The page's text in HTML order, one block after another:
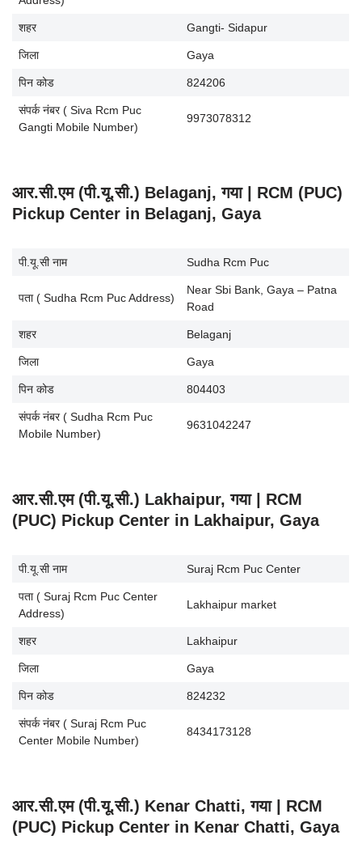
शहर Gangti- Sidapur
जिला Gaya
पिन कोड 824206
संपर्क नंबर ( Siva Rcm Puc
Gangti Mobile Number)
9973078312
आर.सी.एम (पी.यू.सी.) Belaganj, गया | RCM (PUC)
Pickup Center in Belaganj, Gaya
पी.यू.सी नाम Sudha Rcm Puc
पता ( Sudha Rcm Puc Address)
Near Sbi Bank, Gaya – Patna
Road
शहर Belaganj
जिला Gaya
पिन कोड 804403
संपर्क नंबर ( Sudha Rcm Puc
Mobile Number)
9631042247
आर.सी.एम (पी.यू.सी.) Lakhaipur, गया | RCM
(PUC) Pickup Center in Lakhaipur, Gaya
पी.यू.सी नाम Suraj Rcm Puc Center
पता ( Suraj Rcm Puc Center
Address)
Lakhaipur market
शहर Lakhaipur
जिला Gaya
पिन कोड 824232
संपर्क नंबर ( Suraj Rcm Puc
Center Mobile Number)
8434173128
आर.सी.एम (पी.यू.सी.) Kenar Chatti, गया | RCM
(PUC) Pickup Center in Kenar Chatti, Gaya